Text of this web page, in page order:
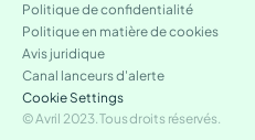
Politique de confidentialité
Politique en matière de cookies
Avis juridique
Canal lanceurs d'alerte
Cookie Settings
© Avril 2023. Tous droits réservés.